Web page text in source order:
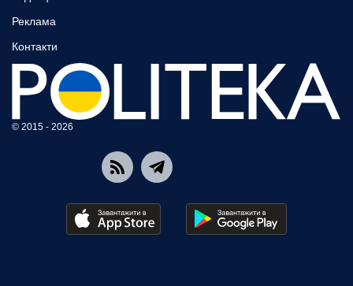
Реклама
Контакти
© 2015 - 2026